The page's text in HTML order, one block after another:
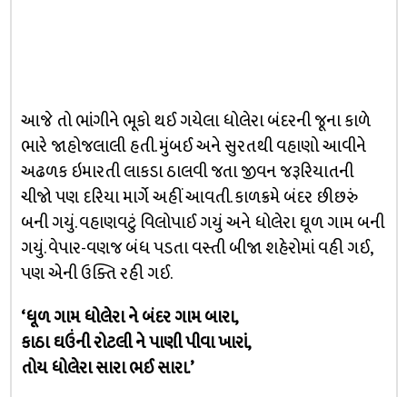
આજે તો ભાંગીને ભૂકો થઈ ગયેલા ધોલેરા બંદરની જૂના કાળે
ભારે જાહોજલાલી હતી. મુંબઈ અને સુરતથી વહાણો આવીને
અઢળક ઇમારતી લાકડા ઠાલવી જતા જીવન જરૂરિયાતની
ચીજો પણ દરિયા માર્ગે અહીં આવતી. કાળક્રમે બંદર છીછરું
બની ગયું. વહાણવટું વિલોપાઈ ગયું અને ધોલેરા ઘૂળ ગામ બની
ગયું. વેપાર-વણજ બંધ પડતા વસ્તી બીજા શહેરોમાં વહી ગઈ,
પણ એની ઉક્તિ રહી ગઈ.
‘ધૂળ ગામ ધોલેરા ને બંદર ગામ બારા,
કાઠા ઘઉંની રોટલી ને પાણી પીવા ખારાં,
તોય ધોલેરા સારા ભઈ સારા.’